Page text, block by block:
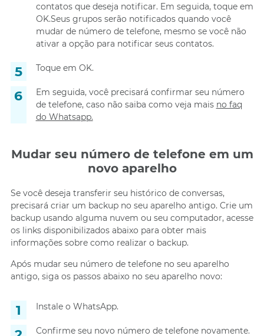
contatos que deseja notificar. Em seguida, toque em
OK.Seus grupos serão notificados quando você
mudar de número de telefone, mesmo se você não
ativar a opção para notificar seus contatos.
Toque em OK.
Em seguida, você precisará confirmar seu número
de telefone, caso não saiba como veja mais no faq
do Whatsapp.
Mudar seu número de telefone em um
novo aparelho
Se você deseja transferir seu histórico de conversas,
precisará criar um backup no seu aparelho antigo. Crie um
backup usando alguma nuvem ou seu computador, acesse
os links disponibilizados abaixo para obter mais
informações sobre como realizar o backup.
Após mudar seu número de telefone no seu aparelho
antigo, siga os passos abaixo no seu aparelho novo:
Instale o WhatsApp.
Confirme seu novo número de telefone novamente.